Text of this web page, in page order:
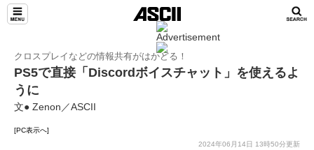
クロスプレイなどの情報共有がはかどる！
PS5で直接「Discordボイスチャット」を使えるよ
うに
文● Zenon／ASCII
[PC表示へ]
2024年06月14日 13時50分更新